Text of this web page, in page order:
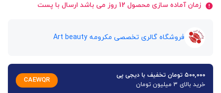
زمان آماده سازی محصول 12 روز می باشد ارسال با پست
فروشگاه گالری تخصصی مکرومه Art beauty
۵۰۰,۰۰۰ تومان تخفیف با دیجی پی
خرید بالای 3 میلیون تومان
CAEWQR